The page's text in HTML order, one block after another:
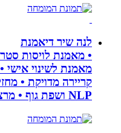
לנה שיר דיאמנת
• מאמנת לויסות סטרס •
מאמנת לשינוי אישי •
קריירה מדויקת •
NLP ושפת גוף • מרצה לקהלים שונים